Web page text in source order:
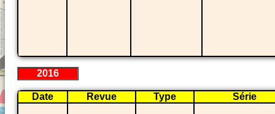
2016
Date Revue Type Série